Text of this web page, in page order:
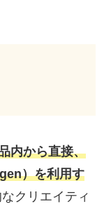
内から直接、
）を利用す
クリエイティ